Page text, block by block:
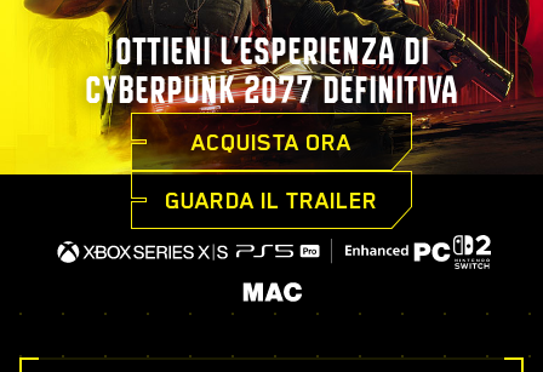
OTTIENI L'ESPERIENZA DI
CYBERPUNK 2077 DEFINITIVA
ACQUISTA ORA
GUARDA IL TRAILER